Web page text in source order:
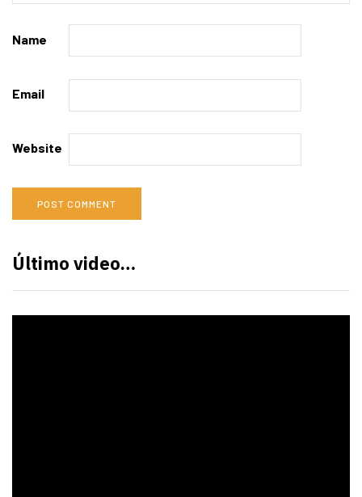
Name
Email
Website
Último video…